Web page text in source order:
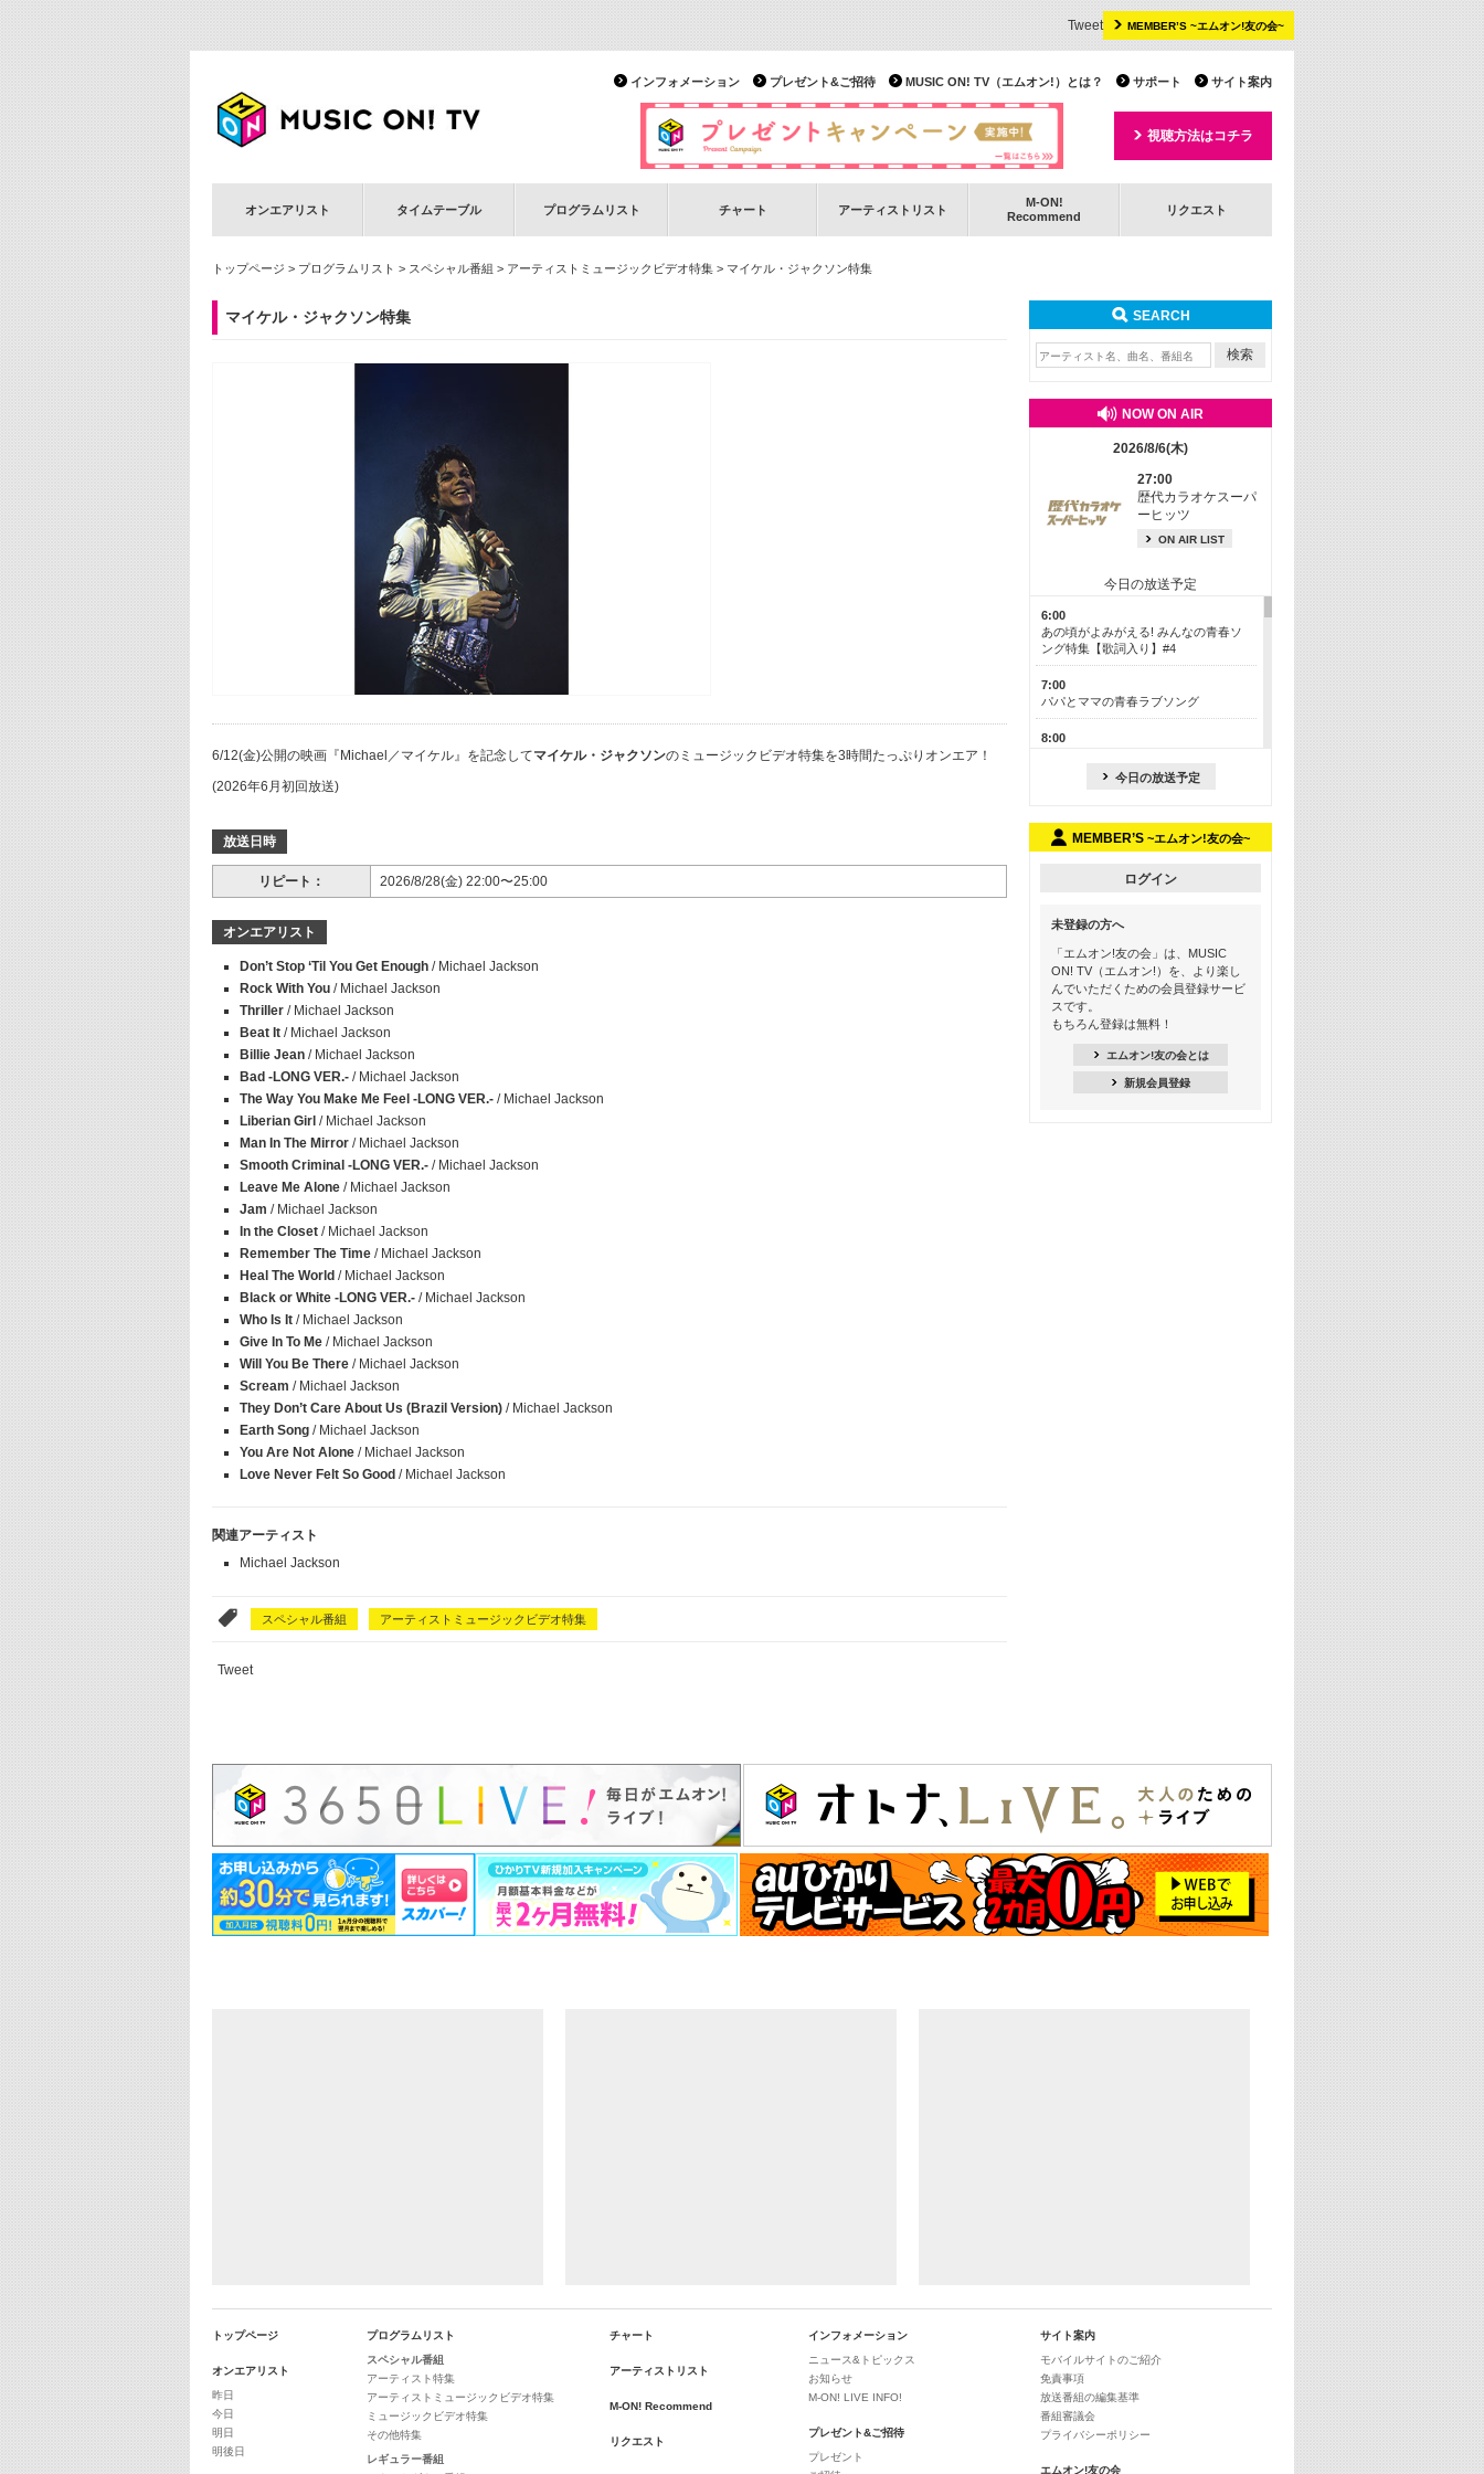
MEMBER’S ~エムオン!友の会~
Tweet
サイト案内
サポート
MUSIC ON! TV（エムオン!）とは？
プレゼント&ご招待
インフォメーション
視聴方法はコチラ
オンエアリスト タイムテーブル プログラムリスト チャート アーティストリスト
M-ON!
Recommend
リクエスト
トップページ > プログラムリスト > スペシャル番組 > アーティストミュージックビデオ特集 > マイケル・ジャクソン特集
マイケル・ジャクソン特集
6/12(金)公開の映画『Michael／マイケル』を記念してマイケル・ジャクソンのミュージックビデオ特集を3時間たっぷりオンエア！
(2026年6月初回放送)
放送日時
リピート： 2026/8/28(金) 22:00〜25:00
オンエアリスト
Don’t Stop ‘Til You Get Enough / Michael Jackson
Rock With You / Michael Jackson
Thriller / Michael Jackson
Beat It / Michael Jackson
Billie Jean / Michael Jackson
Bad -LONG VER.- / Michael Jackson
The Way You Make Me Feel -LONG VER.- / Michael Jackson
Liberian Girl / Michael Jackson
Man In The Mirror / Michael Jackson
Smooth Criminal -LONG VER.- / Michael Jackson
Leave Me Alone / Michael Jackson
Jam / Michael Jackson
In the Closet / Michael Jackson
Remember The Time / Michael Jackson
Heal The World / Michael Jackson
Black or White -LONG VER.- / Michael Jackson
Who Is It / Michael Jackson
Give In To Me / Michael Jackson
Will You Be There / Michael Jackson
Scream / Michael Jackson
They Don’t Care About Us (Brazil Version) / Michael Jackson
Earth Song / Michael Jackson
You Are Not Alone / Michael Jackson
Love Never Felt So Good / Michael Jackson
関連アーティスト
Michael Jackson
スペシャル番組 アーティストミュージックビデオ特集
Tweet
SEARCH
NOW ON AIR
2026/8/6(木)
27:00
歴代カラオケスーパ
ーヒッツ
ON AIR LIST
今日の放送予定
6:00
あの頃がよみがえる! みんなの青春ソ
ング特集【歌詞入り】#4
7:00
パパとママの青春ラブソング
8:00
13:00
15:30
この夏聴きたい! サマーソングメドレ
ー【歌詞入り】 #4
16:30
あのころK-POPヒッツ! 2021年
今日の放送予定
MEMBER’S ~エムオン!友の会~
ログイン
未登録の方へ
「エムオン!友の会」は、MUSIC
ON! TV（エムオン!）を、より楽し
んでいただくための会員登録サービ
スです。
もちろん登録は無料！
エムオン!友の会とは
新規会員登録
トップページ
オンエアリスト
昨日
今日
明日
明後日
プログラムリスト
スペシャル番組
アーティスト特集
アーティストミュージックビデオ特集
ミュージックビデオ特集
その他特集
レギュラー番組
チャート
アーティストリスト
M-ON! Recommend
リクエスト
インフォメーション
ニュース&トピックス
お知らせ
M-ON! LIVE INFO!
プレゼント&ご招待
プレゼント
サイト案内
モバイルサイトのご紹介
免責事項
放送番組の編集基準
番組審議会
プライバシーポリシー
エムオン!友の会